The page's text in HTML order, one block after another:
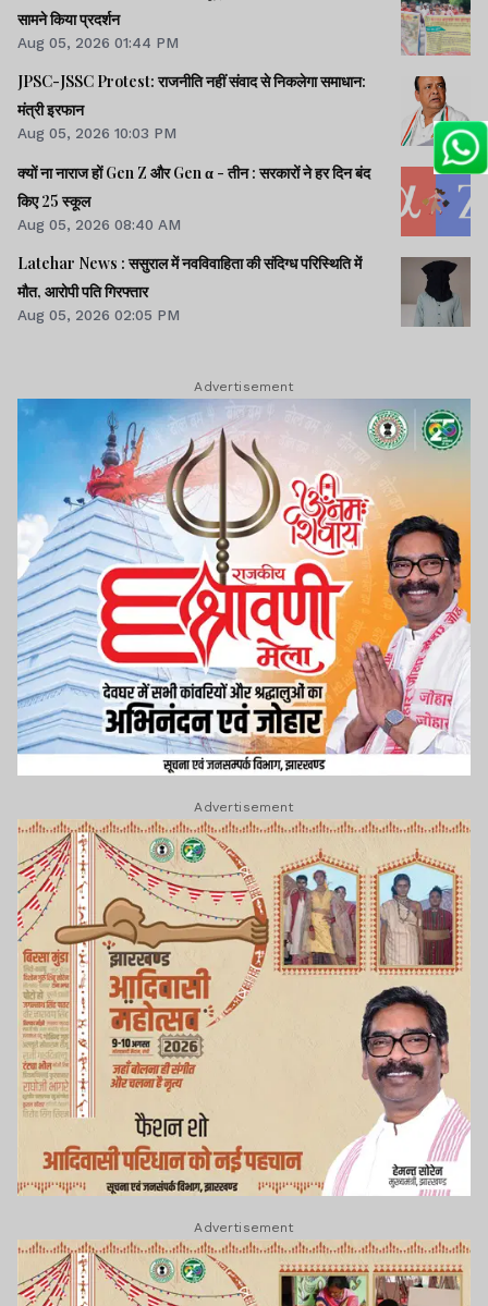
सामने किया प्रदर्शन
Aug 05, 2026 01:44 PM
JPSC-JSSC Protest: राजनीति नहीं संवाद से निकलेगा समाधान:
मंत्री इरफान
Aug 05, 2026 10:03 PM
क्यों ना नाराज हों Gen Z और Gen α - तीन : सरकारों ने हर दिन बंद
किए 25 स्कूल
Aug 05, 2026 08:40 AM
Latehar News : ससुराल में नवविवाहिता की संदिग्ध परिस्थिति में
मौत, आरोपी पति गिरफ्तार
Aug 05, 2026 02:05 PM
Advertisement
Advertisement
Advertisement